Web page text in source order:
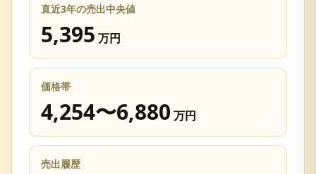
直近3年の売出中央値
5,395 万円
価格帯
4,254〜6,880 万円
売出履歴